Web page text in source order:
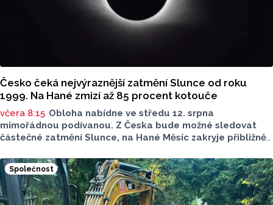
Česko čeká nejvýraznější zatmění Slunce od roku
1999. Na Hané zmizí až 85 procent kotouče
včera 8:15 Obloha nabídne ve středu 12. srpna
mimořádnou podívanou. Z Česka bude možné sledovat
částečné zatmění Slunce, na Hané Měsíc zakryje přibližně
hvězdáře Michala půjde o nejvýraznější zatmění Slunce
pozorovatelné z Česka od roku 1999. Důležité ale bude
najít vhodné místo a především chránit zrak. Více povědel
v rozhovoru Radia Haná s Lukášem Kobzou.
Společnost